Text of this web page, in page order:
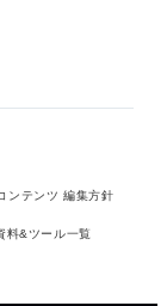
ンテンツ 編集方針
料&ツール一覧